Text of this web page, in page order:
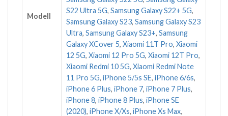
Modell
S22 Ultra 5G, Samsung Galaxy S22+ 5G,
Samsung Galaxy S23, Samsung Galaxy S23
Ultra, Samsung Galaxy S23+, Samsung
Galaxy XCover 5, Xiaomi 11T Pro, Xiaomi
12 5G, Xiaomi 12 Pro 5G, Xiaomi 12T Pro,
Xiaomi Redmi 10 5G, Xiaomi Redmi Note
11 Pro 5G, iPhone 5/5s SE, iPhone 6/6s,
iPhone 6 Plus, iPhone 7, iPhone 7 Plus,
iPhone 8, iPhone 8 Plus, iPhone SE
(2020), iPhone X/Xs, iPhone Xs Max,